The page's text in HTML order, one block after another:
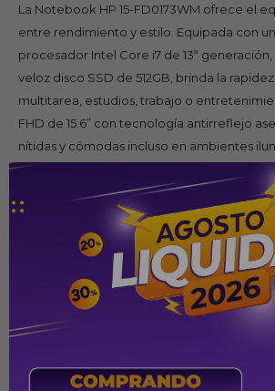
La Notebook HP 15-FD0173WM ofrece el
entre rendimiento y estilo. Equipada con
procesador Intel Core i7 de 13ª generación,
veloz disco SSD de 512GB, brinda la
multitarea, estudios, trabajo o
FHD de 15.6” con tecnología antirreflejo
nítidas y cómodas incluso en ambientes
gráficos Intel Iris Xe garantizan una
multimedia, diseño ligero o juegos
11 Home en inglés, conectividad de última
Fi 6, Bluetooth 5.3, puertos USB-C y HDMI,
ultrafino, elegante y fácil de transportar.
Características técnicas
Procesador: Intel Core i7-1255U Deca
Almacenamiento: 512GB SSD